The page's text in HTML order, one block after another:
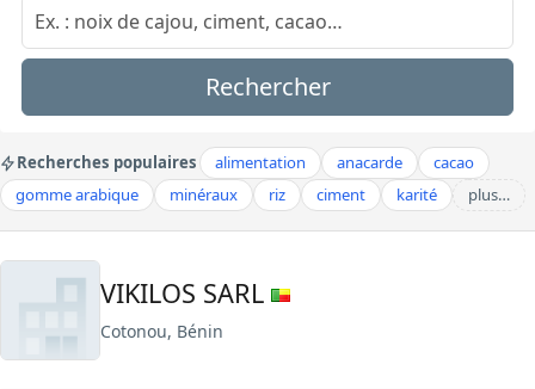
Rechercher
Recherches populaires alimentation anacarde
cacao
gomme arabique
minéraux riz ciment karité plus…
VIKILOS SARL
Cotonou, Bénin